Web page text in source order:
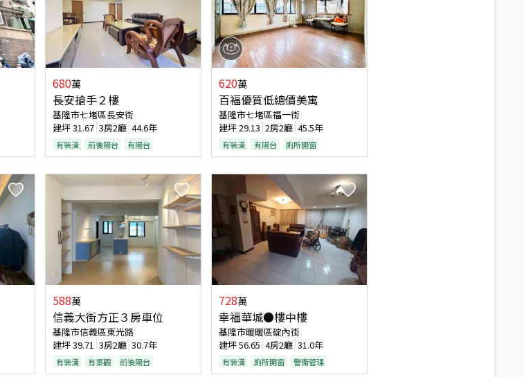
680萬
長安搶手２樓
基隆市七堵區長安街
建坪31.67 3房2廳 44.6年
有裝潢 前後陽台 有陽台
620萬
百福優質低總價美寓
基隆市七堵區福一街
建坪29.13 2房2廳 45.5年
有裝潢 有陽台 廁所開窗
588萬
信義大街方正３房車位
基隆市信義區東光路
建坪39.71 3房2廳 30.7年
有裝潢 有景觀 前後陽台
728萬
幸福華城●樓中樓
基隆市暖暖區碇內街
建坪56.65 4房2廳 31.0年
有裝潢 廁所開窗 警衛管理